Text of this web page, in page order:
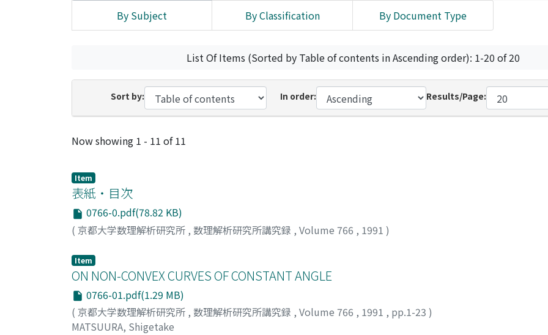
By Subject By Classification By Document Type
List Of Items (Sorted by Table of contents in Ascending order): 1-20 of 20
Sort by: In order: Results/Page:
Recent Submissions
Now showing 1 - 11 of 11
Item
表紙・目次
0766-0.pdf(78.82 KB)
( 京都大学数理解析研究所 , 数理解析研究所講究録 , Volume 766 , 1991 )
Item
ON NON-CONVEX CURVES OF CONSTANT ANGLE
0766-01.pdf(1.29 MB)
( 京都大学数理解析研究所 , 数理解析研究所講究録 , Volume 766 , 1991 , pp.1-23 )
MATSUURA, Shigetake